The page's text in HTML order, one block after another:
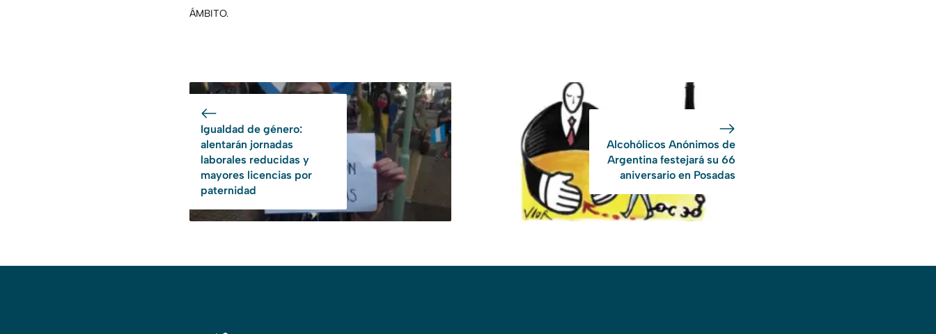
ÁMBITO.
Igualdad de género:
alentarán jornadas
laborales reducidas y
mayores licencias por
paternidad
Alcohólicos Anónimos de
Argentina festejará su 66
aniversario en Posadas